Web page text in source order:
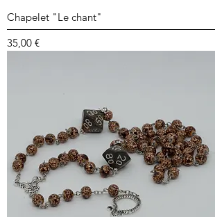
Chapelet "Le chant"
Prix
35,00 €